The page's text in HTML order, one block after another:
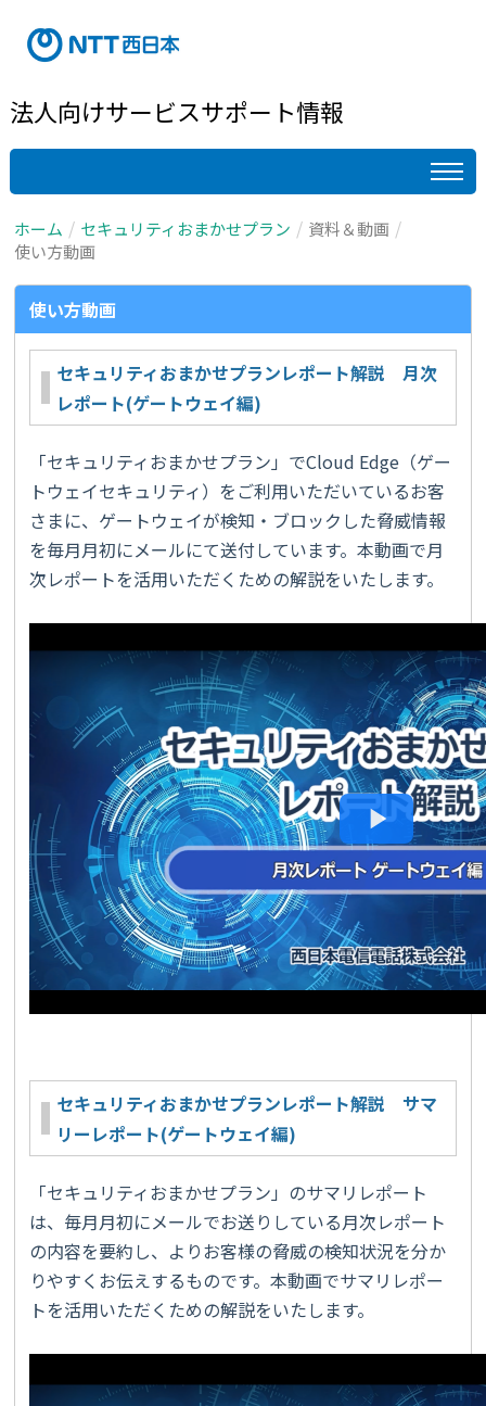
法人向けサービスサポート情報
ホーム セキュリティおまかせプラン
資料＆動画
使い方動画
使い方動画
セキュリティおまかせプランレポート解説 月次
レポート(ゲートウェイ編)
「セキュリティおまかせプラン」でCloud Edge （ゲー
トウェイセキュリティ）をご利用いただいているお客
さまに、ゲートウェイが検知・ブロックした脅威情報
を毎月月初にメールにて送付しています。本動画で月
次レポートを活用いただくための解説をいたします。
セキュリティおまかせプランレポート解説 サマ
リーレポート(ゲートウェイ編)
「セキュリティおまかせプラン」のサマリレポート
は、毎月月初にメールでお送りしている月次レポート
の内容を要約し、よりお客様の脅威の検知状況を分か
りやすくお伝えするものです。本動画でサマリレポー
トを活用いただくための解説をいたします。